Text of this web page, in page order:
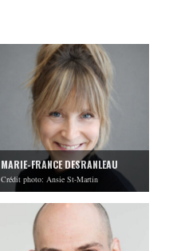
MARIE-FRANCE DESRANLEAU
Crédit photo: Ansie St-Martin